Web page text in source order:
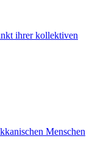
ihrer kollektiven
Menschen